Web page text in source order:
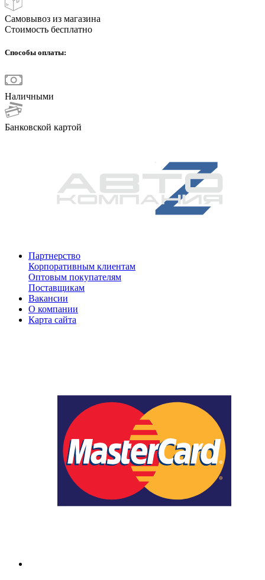
Самовывоз из магазина
Стоимость бесплатно
Способы оплаты:
Наличными
Банковской картой
Партнерство
Корпоративным клиентам
Оптовым покупателям
Поставщикам
Вакансии
О компании
Карта сайта